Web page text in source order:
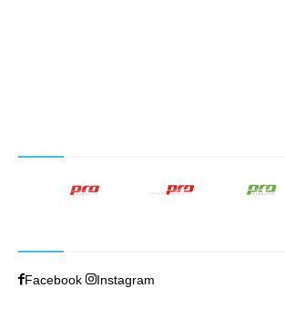
Facebook Instagram